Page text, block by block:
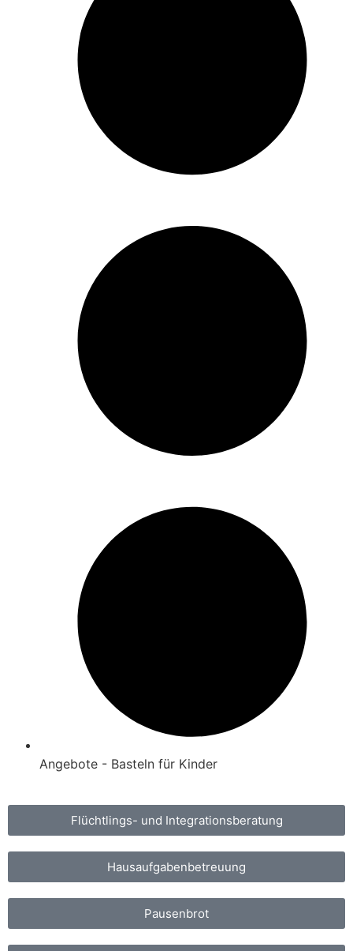
Angebote - Basteln für Kinder
Flüchtlings- und Integrationsberatung
Hausaufgabenbetreuung
Pausenbrot